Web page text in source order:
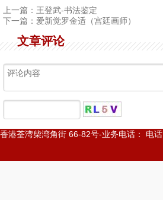
上一篇： 王登武-书法鉴定
下一篇： 爱新觉罗金适（宫廷画师）
文章评论
香港荃湾柴湾角街 66-82号-业务电话： 电话